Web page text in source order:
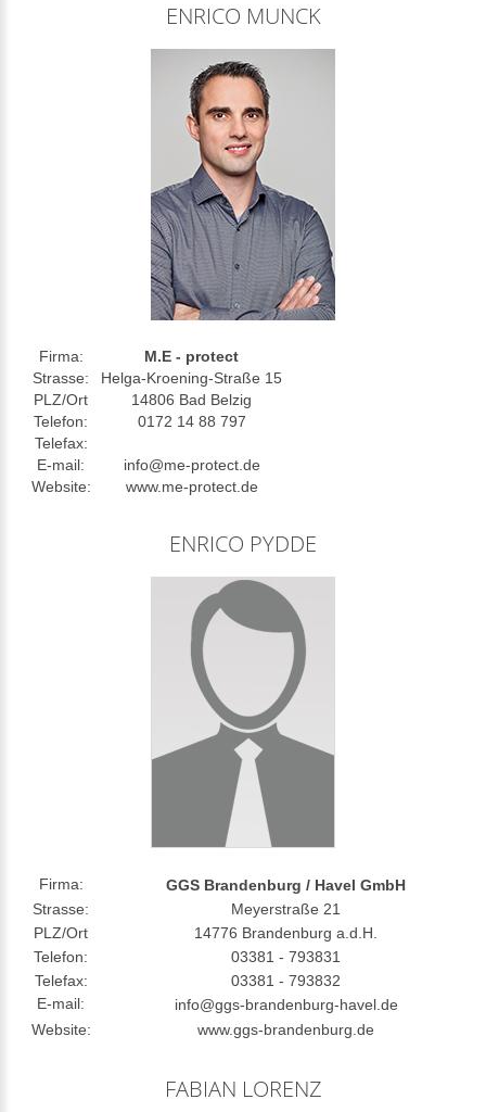
ENRICO MUNCK
Firma:
M.E - protect
Strasse:
Helga-Kroening-Straße 15
PLZ/Ort
14806 Bad Belzig
Telefon:
0172 14 88 797
Telefax:
E-mail:
info@me-protect.de
Website:
www.me-protect.de
ENRICO PYDDE
Firma:
GGS Brandenburg / Havel GmbH
Strasse:
Meyerstraße 21
PLZ/Ort
14776 Brandenburg a.d.H.
Telefon:
03381 - 793831
Telefax:
03381 - 793832
E-mail:
info@ggs-brandenburg-havel.de
Website:
www.ggs-brandenburg.de
FABIAN LORENZ